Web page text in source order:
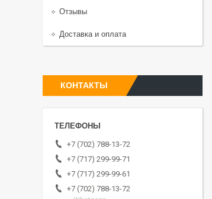
Отзывы
Доставка и оплата
КОНТАКТЫ
+7 (702) 788-13-72
+7 (717) 299-99-71
+7 (717) 299-99-61
+7 (702) 788-13-72